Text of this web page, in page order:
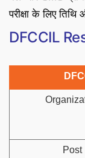
परीक्षा के लिए
DFCCIL
Post